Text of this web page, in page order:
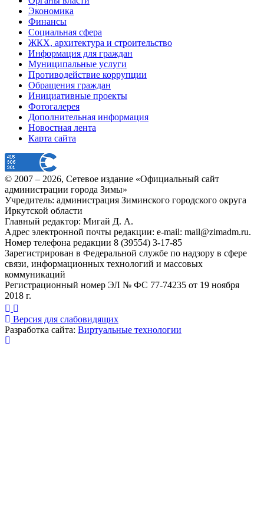
Экономика
Финансы
Социальная сфера
ЖКХ, архитектура и строительство
Информация для граждан
Муниципальные услуги
Противодействие коррупции
Обращения граждан
Инициативные проекты
Фотогалерея
Дополнительная информация
Новостная лента
Карта сайта
© 2007 – 2026, Сетевое издание «Официальный сайт
администрации города Зимы»
Учредитель: администрация Зиминского городского округа
Иркутской области
Главный редактор: Мигай Д. А.
Адрес электронной почты редакции: e-mail: mail@zimadm.ru.
Номер телефона редакции 8 (39554) 3-17-85
Зарегистрирован в Федеральной службе по надзору в сфере
связи, информационных технологий и массовых
коммуникаций
Регистрационный номер ЭЛ № ФС 77-74235 от 19 ноября
2018 г.
Версия для слабовидящих
Разработка сайта: Виртуальные технологии